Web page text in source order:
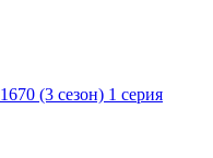
1670 (3 сезон) 1 серия